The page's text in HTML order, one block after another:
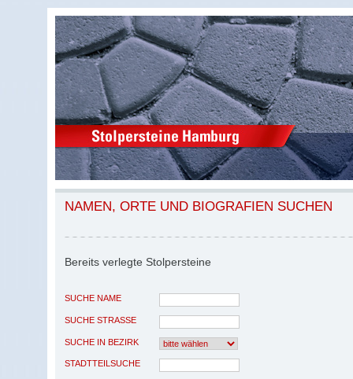
NAMEN, ORTE UND BIOGRAFIEN SUCHEN
Bereits verlegte Stolpersteine
SUCHE NAME
SUCHE STRASSE
SUCHE IN BEZIRK
STADTTEILSUCHE